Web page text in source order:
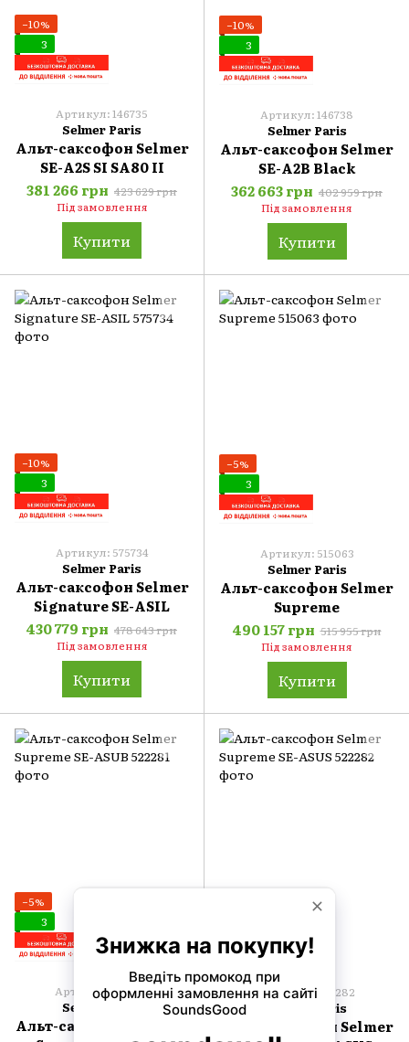
−10%
3
Артикул: 146735
Selmer Paris
Альт-саксофон Selmer
SE-A2S SI SA80 II
381 266 грн 423 629 грн
Під замовлення
Купити
−10%
3
Артикул: 146738
Selmer Paris
Альт-саксофон Selmer
SE-A2B Black
362 663 грн 402 959 грн
Під замовлення
Купити
−10%
3
Артикул: 575734
Selmer Paris
Альт-саксофон Selmer
Signature SE-ASIL
430 779 грн 478 643 грн
Під замовлення
Купити
−5%
3
Артикул: 515063
Selmer Paris
Альт-саксофон Selmer
Supreme
490 157 грн 515 955 грн
Під замовлення
Купити
−5%
3
Артикул: 522281
Selmer Paris
Альт-саксофон Selmer
Артикул: 522282
Selmer Paris
Альт-саксофон Selmer